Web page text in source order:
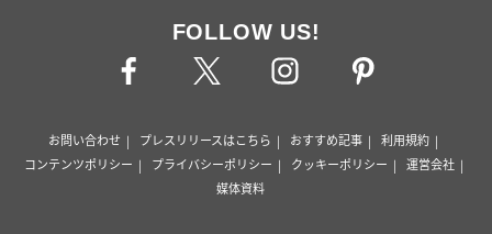
FOLLOW US!
お問い合わせ プレスリリースはこちら おすすめ記事
利用規約
コンテンツポリシー
プライバシーポリシー クッキーポリシー
運営会社
媒体資料